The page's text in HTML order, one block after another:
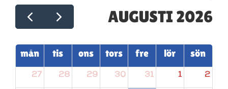
AUGUSTI 2026
mån tis ons tors fre lör sön
27 28 29 30 31 1 2